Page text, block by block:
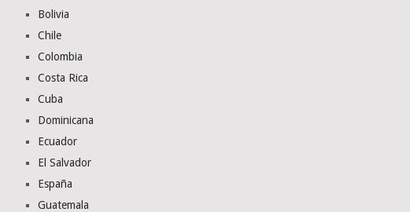
Bolivia
Chile
Colombia
Costa Rica
Cuba
Dominicana
Ecuador
El Salvador
España
Guatemala